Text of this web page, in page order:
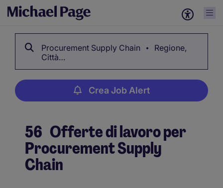
Procurement Supply Chain
Regione,
Città…
Crea Job Alert
56 Offerte di lavoro per
Procurement Supply
Chain